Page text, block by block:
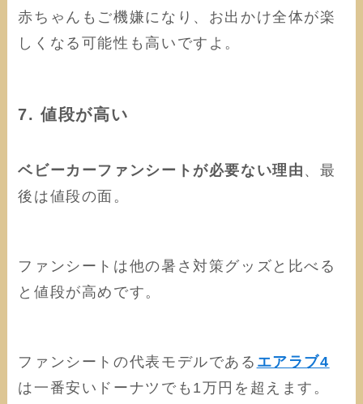
赤ちゃんもご機嫌になり、お出かけ全体が楽
しくなる可能性も高いですよ。
7. 値段が高い
ベビーカーファンシートが必要ない理由 、最
後は値段の面。
ファンシートは他の暑さ対策グッズと比べる
と値段が高めです。
ファンシートの代表モデルである エアラブ4
は一番安いドーナツでも1万円を超えます。